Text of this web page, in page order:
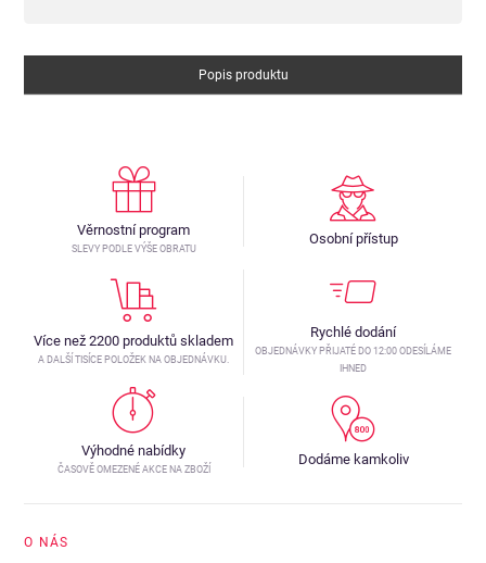
Popis produktu
Věrnostní program
SLEVY PODLE VÝŠE OBRATU
Osobní přístup
Více než 2200 produktů skladem
A DALŠÍ TISÍCE POLOŽEK NA OBJEDNÁVKU.
Rychlé dodání
OBJEDNÁVKY PŘIJATÉ DO 12:00 ODESÍLÁME
IHNED
Výhodné nabídky
ČASOVĚ OMEZENÉ AKCE NA ZBOŽÍ
Dodáme kamkoliv
O NÁS